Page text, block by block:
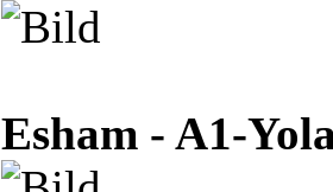
Esham - A1-